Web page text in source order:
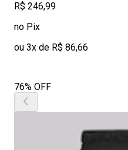
R$ 246,99
no Pix
ou 3x de R$ 86,66
76% OFF